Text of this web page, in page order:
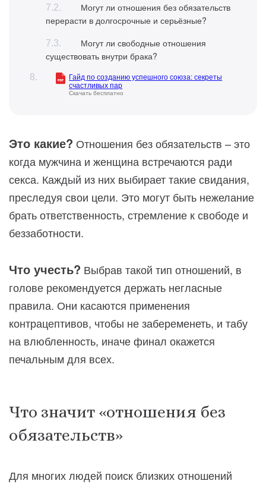
Могут ли отношения без обязательств
перерасти в долгосрочные и серьёзные?
Могут ли свободные отношения
существовать внутри брака?
Гайд по созданию успешного союза: секреты
счастливых пар
Скачать бесплатно
Это какие? Отношения без обязательств – это
когда мужчина и женщина встречаются ради
секса. Каждый из них выбирает такие свидания,
преследуя свои цели. Это могут быть нежелание
брать ответственность, стремление к свободе и
беззаботности.
Что учесть? Выбрав такой тип отношений, в
голове рекомендуется держать негласные
правила. Они касаются применения
контрацептивов, чтобы не забеременеть, и табу
на влюбленность, иначе финал окажется
печальным для всех.
Что значит «отношения без
обязательств»
Для многих людей поиск близких отношений